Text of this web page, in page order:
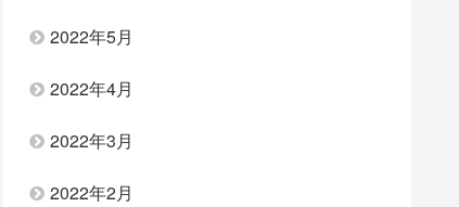
2022年5月
2022年4月
2022年3月
2022年2月